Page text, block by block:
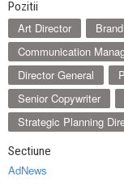
Pozitii
Art Director
Communication
Director General
Senior Copywriter
Strategic Planning
Sectiune
AdNews